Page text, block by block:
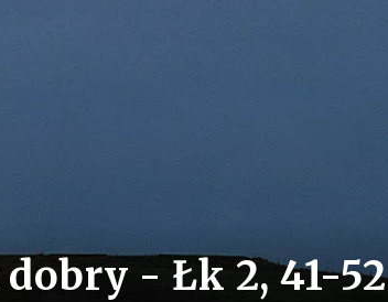
- Łk 2, 41-52